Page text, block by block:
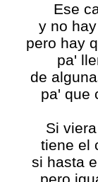
Ese
y no
pero hay
pa'
de
pa' que
Si
tiene el
si hasta